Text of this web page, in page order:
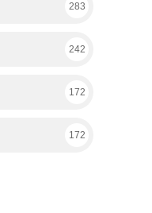
283
242
172
172